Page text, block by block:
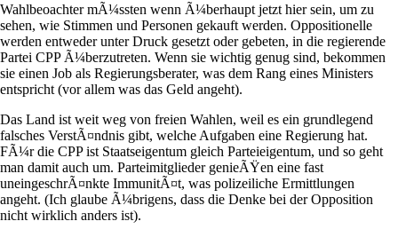
Wahlbeoachter mÃ¼ssten wenn Ã¼berhaupt jetzt hier sein, um zu
sehen, wie Stimmen und Personen gekauft werden. Oppositionelle
werden entweder unter Druck gesetzt oder gebeten, in die regierende
Partei CPP Ã¼berzutreten. Wenn sie wichtig genug sind, bekommen
sie einen Job als Regierungsberater, was dem Rang eines Ministers
entspricht (vor allem was das Geld angeht).
Das Land ist weit weg von freien Wahlen, weil es ein grundlegend
falsches VerstÃ¤ndnis gibt, welche Aufgaben eine Regierung hat.
FÃ¼r die CPP ist Staatseigentum gleich Parteieigentum, und so geht
man damit auch um. Parteimitglieder genieÃŸen eine fast
uneingeschrÃ¤nkte ImmunitÃ¤t, was polizeiliche Ermittlungen
angeht. (Ich glaube Ã¼brigens, dass die Denke bei der Opposition
nicht wirklich anders ist).